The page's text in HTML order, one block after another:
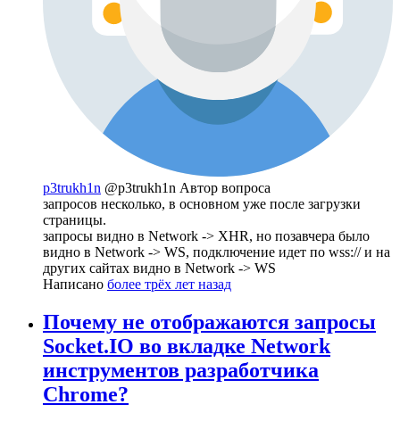
p3trukh1n @p3trukh1n Автор вопроса
запросов несколько, в основном уже после загрузки
страницы.
запросы видно в Network -> XHR, но позавчера было
видно в Network -> WS, подключение идет по wss:// и на
других сайтах видно в Network -> WS
Написано более трёх лет назад
Почему не отображаются запросы
Socket.IO во вкладке Network
инструментов разработчика
Chrome?